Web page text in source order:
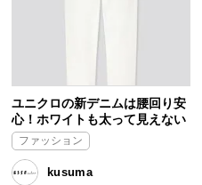
ユニクロの新デニムは腰回り安
心！ホワイトも太って見えない
ファッション
kusuma